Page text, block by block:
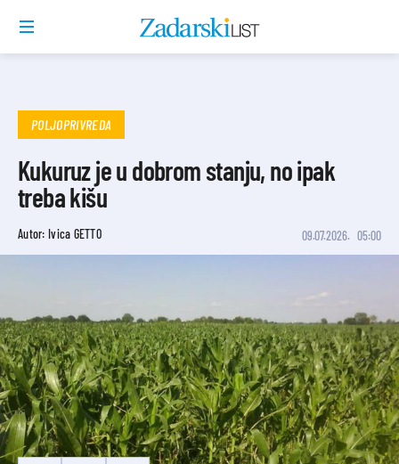
POLJOPRIVREDA
Kukuruz je u dobrom stanju, no ipak
treba kišu
Autor: Ivica GETTO 09.07.2026. 05:00